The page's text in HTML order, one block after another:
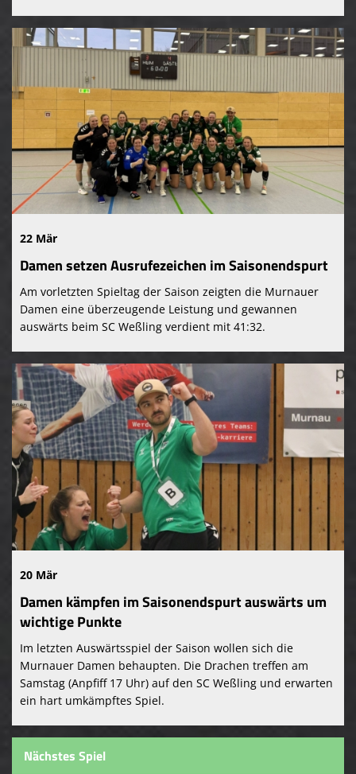
22 Mär
Damen setzen Ausrufezeichen im Saisonendspurt
Am vorletzten Spieltag der Saison zeigten die Murnauer
Damen eine überzeugende Leistung und gewannen
auswärts beim SC Weßling verdient mit 41:32.
20 Mär
Damen kämpfen im Saisonendspurt auswärts um
wichtige Punkte
Im letzten Auswärtsspiel der Saison wollen sich die
Murnauer Damen behaupten. Die Drachen treffen am
Samstag (Anpfiff 17 Uhr) auf den SC Weßling und erwarten
ein hart umkämpftes Spiel.
Nächstes Spiel